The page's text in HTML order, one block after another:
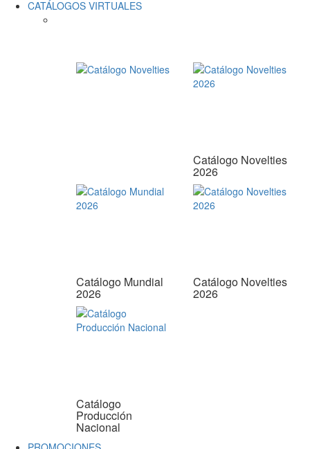
CATÁLOGOS VIRTUALES
Catálogo Novelties
2026
Catálogo Mundial
2026
Catálogo Novelties
2026
Catálogo
Producción
Nacional